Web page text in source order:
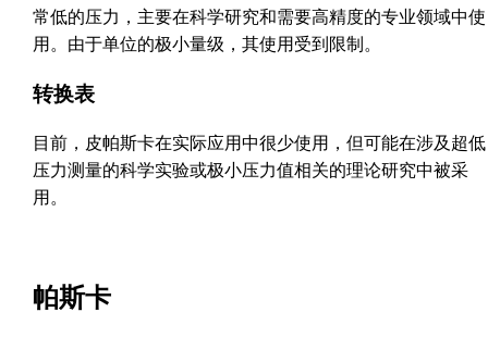
常低的压力，主要在科学研究和需要高精度的专业领域中使
用。由于单位的极小量级，其使用受到限制。
转换表
目前，皮帕斯卡在实际应用中很少使用，但可能在涉及超低
压力测量的科学实验或极小压力值相关的理论研究中被采
用。
帕斯卡